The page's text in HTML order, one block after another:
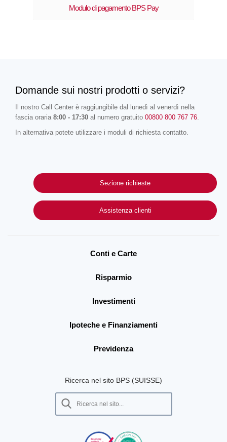
Modulo di pagamento BPS Pay
Domande sui nostri prodotti o servizi?
Il nostro Call Center è raggiungibile dal lunedì al venerdì nella
fascia oraria 8:00 - 17:30 al numero gratuito 00800 800 767 76.
In alternativa potete utilizzare i moduli di richiesta contatto.
Sezione richieste
Assistenza clienti
Conti e Carte
Risparmio
Investimenti
Ipoteche e Finanziamenti
Previdenza
Ricerca nel sito BPS (SUISSE)